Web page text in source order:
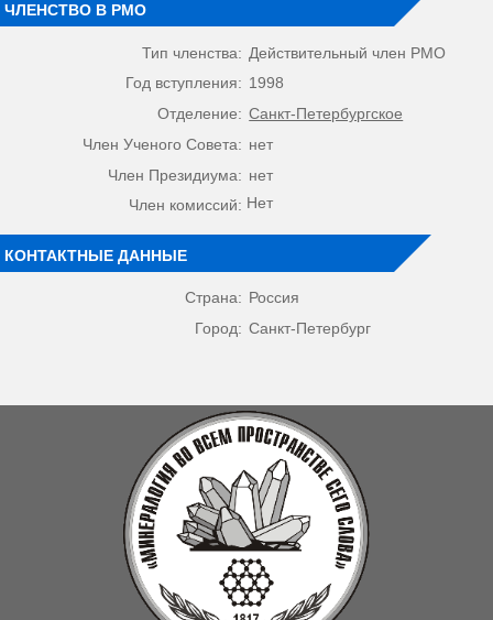
ЧЛЕНСТВО В РМО
Тип членства: Действительный член РМО
Год вступления: 1998
Отделение: Санкт-Петербургское
Член Ученого Совета: нет
Член Президиума: нет
Член комиссий: Нет
КОНТАКТНЫЕ ДАННЫЕ
Страна: Россия
Город: Санкт-Петербург